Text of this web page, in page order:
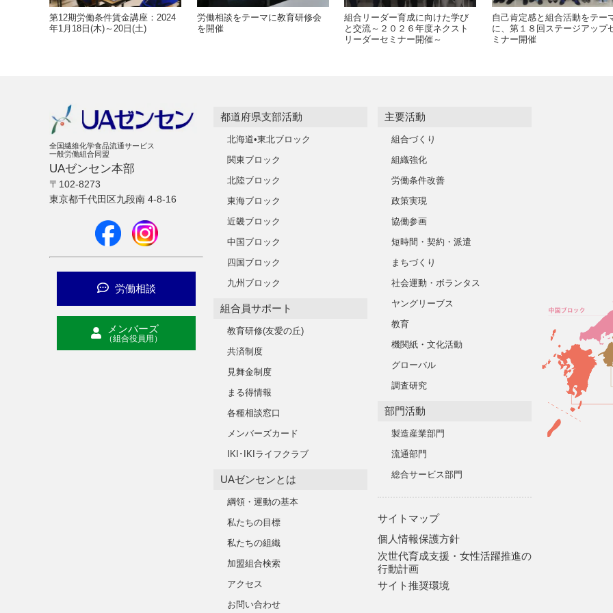
第12期労働条件賃金講座：2024
年1月18日(木)～20日(土)
労働相談をテーマに教育研修会
を開催
組合リーダー育成に向けた学び
と交流～２０２６年度ネクスト
リーダーセミナー開催～
自己肯定感と組合活動をテー
に、第１８回ステージアップ
ミナー開催
全国繊維化学食品流通サービス
一般労働組合同盟
UAゼンセン本部
〒102-8273
東京都千代田区九段南 4-8-16
労働相談
メンバーズ
（組合役員用）
都道府県支部活動
北海道•東北ブロック
関東ブロック
北陸ブロック
東海ブロック
近畿ブロック
中国ブロック
四国ブロック
九州ブロック
組合員サポート
教育研修(友愛の丘)
共済制度
見舞金制度
まる得情報
各種相談窓口
メンバーズカード
IKI･IKIライフクラブ
UAゼンセンとは
綱領・運動の基本
私たちの目標
私たちの組織
加盟組合検索
アクセス
お問い合わせ
主要活動
組合づくり
組織強化
労働条件改善
政策実現
協働参画
短時間・契約・派遣
まちづくり
社会運動・ボランタス
ヤングリーブス
教育
機関紙・文化活動
グローバル
調査研究
部門活動
製造産業部門
流通部門
総合サービス部門
サイトマップ
個人情報保護方針
次世代育成支援・女性活躍推進の
行動計画
サイト推奨環境